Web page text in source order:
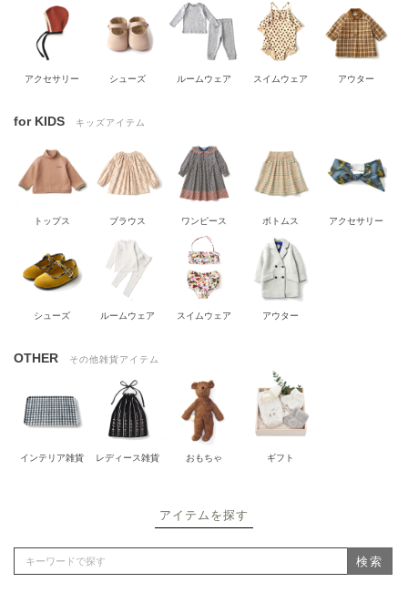
アクセサリー シューズ ルームウェア スイムウェア アウター
for KIDS キッズアイテム
トップス ブラウス ワンピース ボトムス アクセサリー
シューズ ルームウェア スイムウェア アウター
OTHER その他雑貨アイテム
インテリア雑貨 レディース雑貨 おもちゃ ギフト
アイテムを探す
検索